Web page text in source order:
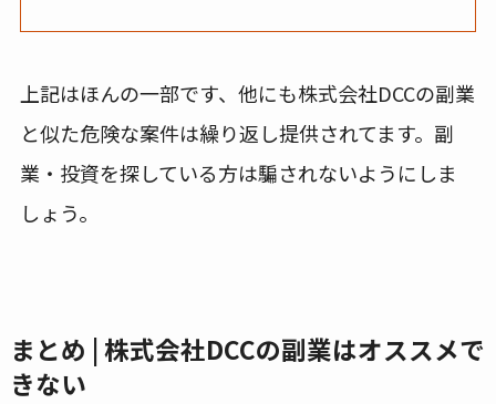
上記はほんの一部です、他にも株式会社DCCの副業
と似た危険な案件は繰り返し提供されてます。副
業・投資を探している方は騙されないようにしま
しょう。
まとめ | 株式会社DCCの副業はオススメで
きない